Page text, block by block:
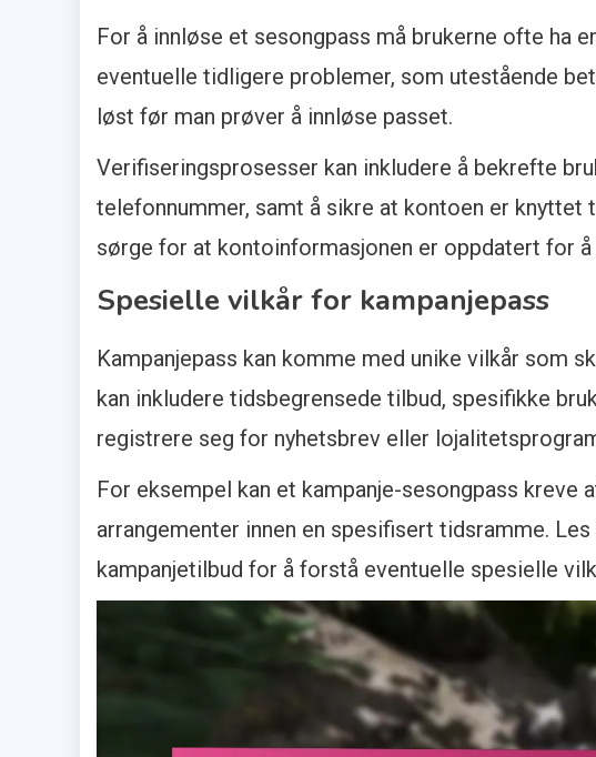
For å innløse et sesongpass må brukerne ofte ha
eventuelle tidligere problemer, som utestående
løst før man prøver å innløse passet.
Verifiseringsprosesser kan inkludere å bekrefte
telefonnummer, samt å sikre at kontoen er
sørge for at kontoinformasjonen er oppdatert for
Spesielle vilkår for kampanjepass
Kampanjepass kan komme med unike vilkår som
kan inkludere tidsbegrensede tilbud, spesifikke
registrere seg for nyhetsbrev eller
For eksempel kan et kampanje-sesongpass kreve
arrangementer innen en spesifisert tidsramme.
kampanjetilbud for å forstå eventuelle spesielle